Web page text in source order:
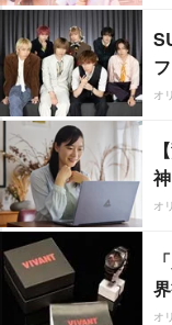
オ
オ
オ